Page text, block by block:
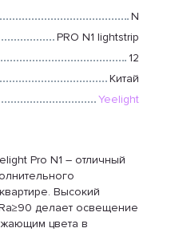
N
PRO N1 lightstrip
12
Китай
Yeelight
Pro N1 – отличный
Высокий
делает освещение
цвета в